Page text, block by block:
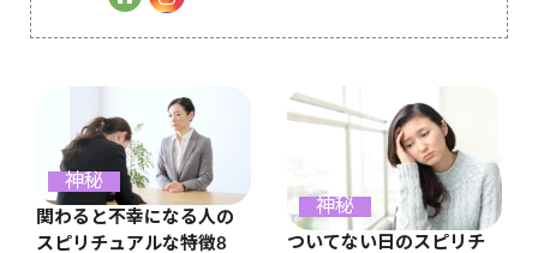
神秘
関わると不幸になる人の
スピリチュアルな特徴8
神秘
ついてない日のスピリチ